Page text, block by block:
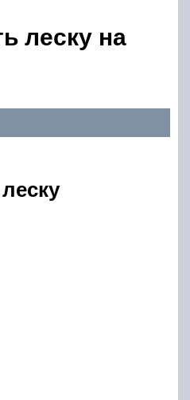
леску на